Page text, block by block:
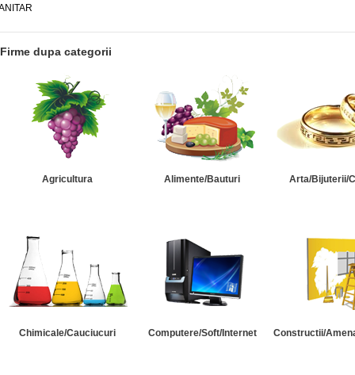
Firme dupa categorii
Agricultura Alimente/Bauturi Arta/Bijuterii/
Chimicale/Cauciucuri Computere/Soft/Internet Constructii/